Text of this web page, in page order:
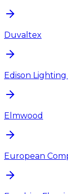
Duvaltex
Edison
Elmwood
European